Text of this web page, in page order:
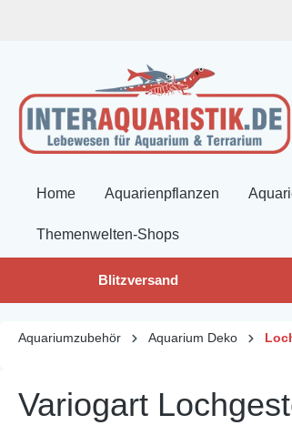
Home Aquarienpflanzen
Themenwelten-Shops
Blitzversand
Aquariumzubehör Aquarium Deko
Variogart